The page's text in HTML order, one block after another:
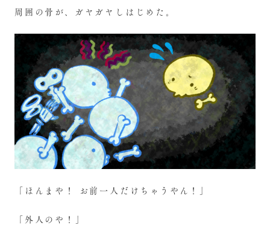
周囲の骨が、ガヤガヤしはじめた。
「ほんまや！ お前一人だけちゃうやん！」
「外人のや！」